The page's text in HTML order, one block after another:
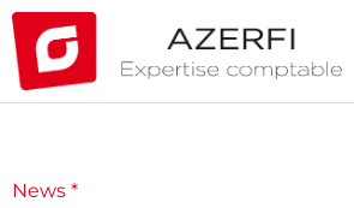
News *